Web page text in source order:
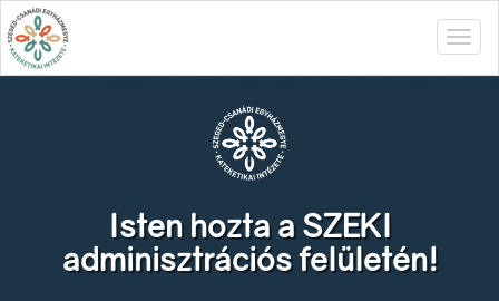
Isten hozta a SZEKI
adminisztrációs felületén!